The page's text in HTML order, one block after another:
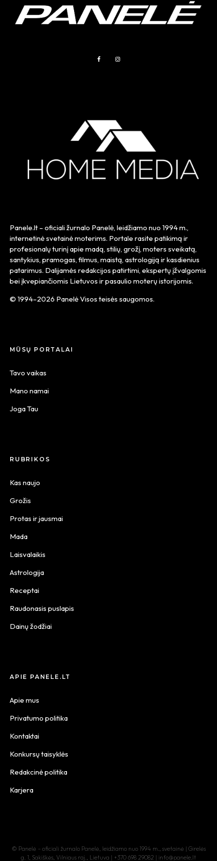
Panele.lt – oficiali žurnalo Panelė, leidžiamo nuo 1994 m.,
internetinė svetainė moterims. Portale rasite patikimą ir
profesionalų turinį apie madą, stilių, grožį, moters sveikatą,
santykius, pramogas, filmus, maistą, astrologiją ir kasdienius
patarimus. Dalijamės redakcijos patirtimi, ekspertų įžvalgomis
bei įkvepiančiomis Lietuvos ir pasaulio moterų istorijomis.
© 1994–2026 Panelė Visos teisės saugomos.
MŪSŲ PORTALAI
Tavo vaikas
Mano namai
Joga Tau
RUBRIKOS
Kas naujo
Grožis
Protas ir jausmai
Mada
Laisvalaikis
Astrologija
Receptai
Raudonasis puslapis
Dainų žodžiai
APIE PANELE.LT
Apie mus
Privatumo politika
Kontaktai
Konkursų taisyklės
Redakcinė politika
Karjera
© Panelė – oficiali žurnalo Panelė, leidžiamo nuo 1994 m., svetainė | Girelės
g. 1, Sakiškės, Vilniaus raj., Lietuva | +370 698 29082 | info@panele.lt